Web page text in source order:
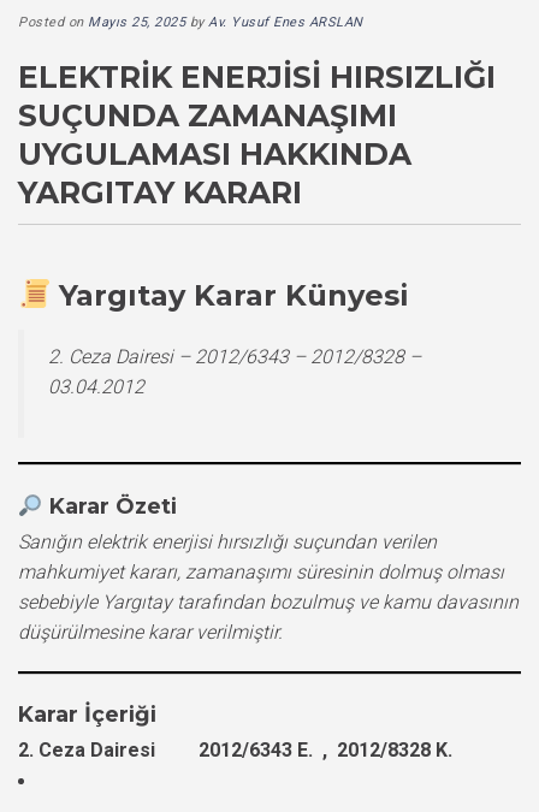
Posted on Mayıs 25, 2025byAv. Yusuf Enes ARSLAN
ELEKTRIK ENERJISI HIRSIZLIĞI
SUÇUNDA ZAMANAŞIMI
UYGULAMASI HAKKINDA
YARGITAY KARARI
Yargıtay Karar Künyesi
2. Ceza Dairesi – 2012/6343 – 2012/8328 –
03.04.2012
Karar Özeti
Sanığın elektrik enerjisi hırsızlığı suçundan verilen
mahkumiyet kararı, zamanaşımı süresinin dolmuş olması
sebebiyle Yargıtay tarafından bozulmuş ve kamu davasının
düşürülmesine karar verilmiştir.
Karar İçeriği
2. Ceza Dairesi 2012/6343 E. , 2012/8328 K.